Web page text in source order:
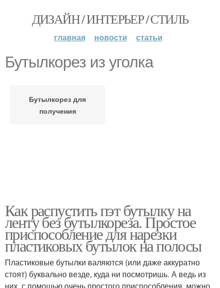
ДИЗАЙН / ИНТЕРЬЕР / СТИЛЬ
главная новости статьи
Бутылкорез из уголка
Бутылкорез для
получения
Как распустить пэт бутылку на
ленту без бутылкореза. Простое
приспособление для нарезки
пластиковых бутылок на полосы
Пластиковые бутылки валяются (или даже аккуратно
стоят) буквально везде, куда ни посмотришь. А ведь из